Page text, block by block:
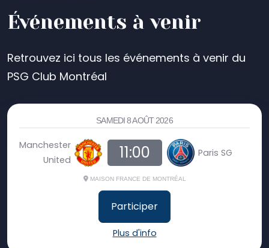
Événements à venir
Retrouvez ici tous les événements à venir du
PSG Club Montréal
SAMEDI 8 AOÛT 2026
Manchester
United
11:00 Paris SG
MAISON FRANCE DE MONTRÉAL
Participer
Plus d'info